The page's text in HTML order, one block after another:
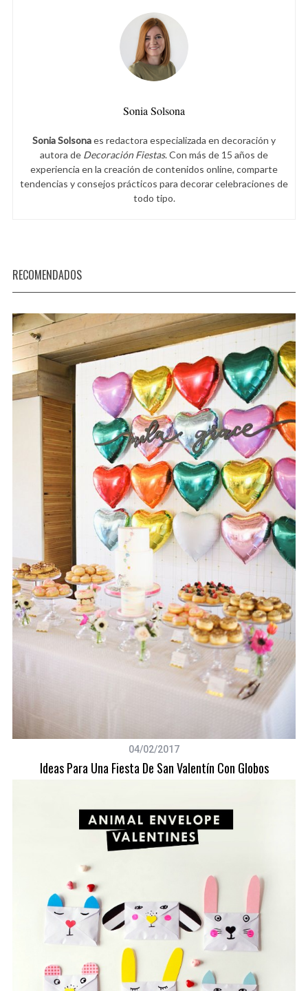
Sonia Solsona
Sonia Solsonaes redactora especializada en decoración y
autora de Decoración Fiestas. Con más de 15 años de
experiencia en la creación de contenidos online, comparte
tendencias y consejos prácticos para decorar celebraciones de
todo tipo.
RECOMENDADOS
04/02/2017
Ideas Para Una Fiesta De San Valentín Con Globos
a
r
o
r